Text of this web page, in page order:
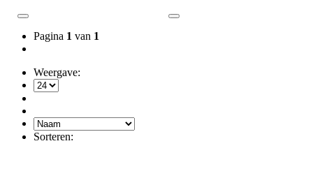
Pagina 1 van 1
Weergave:
Sorteren: